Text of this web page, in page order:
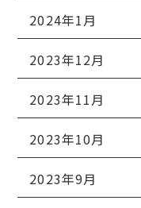
2024年1月
2023年12月
2023年11月
2023年10月
2023年9月